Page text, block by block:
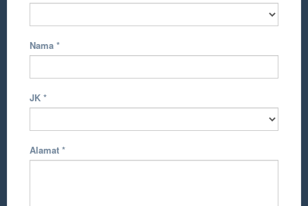
Nama *
JK *
Alamat *